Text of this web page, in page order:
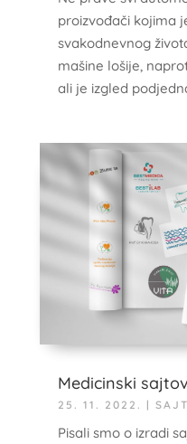
proizvođači kojima
svakodnevnog
mašine lošije,
ali je izgled
Medicinski
25. 11. 2022. |
Pisali smo o izradi